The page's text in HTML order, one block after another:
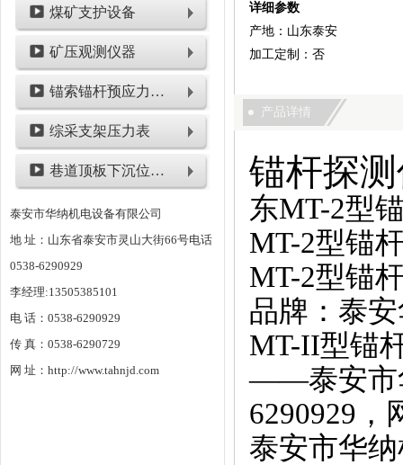
煤矿支护设备
矿压观测仪器
锚索锚杆预应力检测设备
综采支架压力表
巷道顶板下沉位移类仪表
泰安市华纳机电设备有限公司
地 址：山东省泰安市灵山大街66号电话
0538-6290929
李经理:13505385101
电 话：0538-6290929
传 真：0538-6290729
网 址：http://www.tahnjd.com
详细参数
产地：山东泰安
加工定制：否
产品详情
锚杆探
东MT-2型
MT-2型锚
MT-2型锚
品牌：泰
MT-II型锚
——泰安市
6290929，
泰安市华